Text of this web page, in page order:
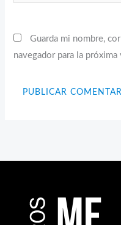
Guarda mi nombre,
navegador para la